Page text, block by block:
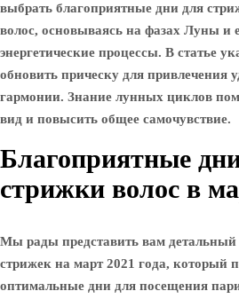
выбрать благоприятные дни для
волос, основываясь на фазах Луны и
энергетические процессы. В статье
обновить прическу для привлечения
гармонии. Знание лунных циклов
вид и повысить общее самочувствие.
Благоприятные
стрижки волос в
Мы рады представить вам
стрижек на март 2021 года, который
оптимальные дни для посещения